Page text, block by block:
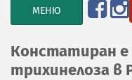
TOGGLE
NAVIGATION
МЕНЮ
Констатиран е
трихинелоза в